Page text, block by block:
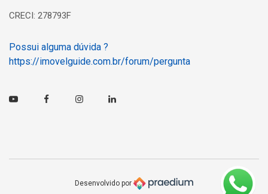
CRECI: 278793F
Possui alguma dúvida ?
https://imovelguide.com.br/forum/pergunta
Youtube FacebookInstagramLinkedin
Desenvolvido por